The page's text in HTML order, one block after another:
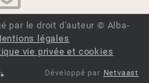
par le droit d'auteur © Alba-
légales
vie privée et cookies
Développé par Netvaast